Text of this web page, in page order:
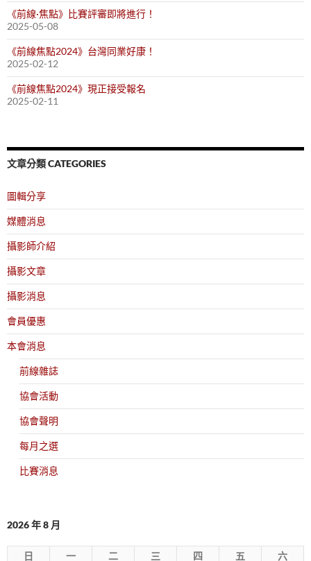
《前線·焦點》比賽評審即將進行！
2025-05-08
《前線焦點2024》台灣同業好康！
2025-02-12
《前線焦點2024》現正接受報名
2025-02-11
文章分類 CATEGORIES
圖輯分享
媒體消息
攝影師介紹
攝影文章
攝影消息
會員優惠
本會消息
前線雜誌
協會活動
協會聲明
每月之選
比賽消息
2026 年 8 月
日 一 二 三 四 五 六